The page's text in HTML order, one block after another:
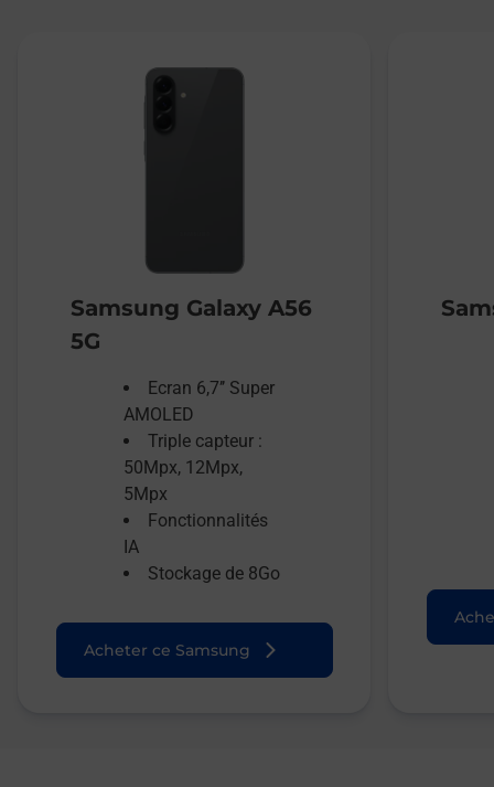
Samsung Galaxy A56
5G
Ecran 6,7’’ Super
AMOLED
Triple capteur :
50Mpx, 12Mpx,
5Mpx
Fonctionnalités
IA
Stockage de 8Go
Acheter ce Samsung